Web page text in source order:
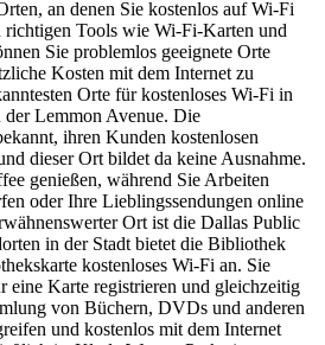
an denen Sie kostenlos auf Wi-Fi
Tools wie Wi-Fi-Karten und
Sie problemlos geeignete Orte
Kosten mit dem Internet zu
Orte für kostenloses Wi-Fi in
der Lemmon Avenue. Die
ihren Kunden kostenlosen
dieser Ort bildet da keine Ausnahme.
genießen, während Sie Arbeiten
oder Ihre Lieblingssendungen online
Ort ist die Dallas Public
in der Stadt bietet die Bibliothek
kostenloses Wi-Fi an. Sie
eine Karte registrieren und gleichzeitig
von Büchern, DVDs und anderen
und kostenlos mit dem Internet